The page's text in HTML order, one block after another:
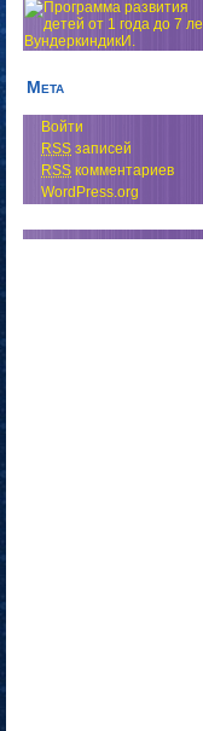
Мета
Войти
RSS записей
RSS комментариев
WordPress.org